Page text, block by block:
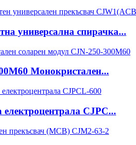
универсална спирачка...
Монокристален...
CJPC...